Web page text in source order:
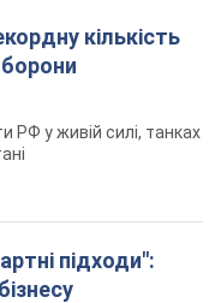
кількість
РФ у живій силі, танках
підходи":